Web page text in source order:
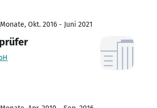
Okt. 2016 - Juni 2021